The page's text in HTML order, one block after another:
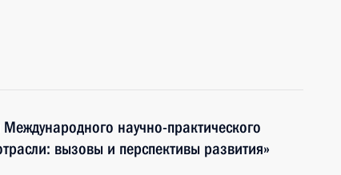
научно-практического
вызовы и перспективы развития»